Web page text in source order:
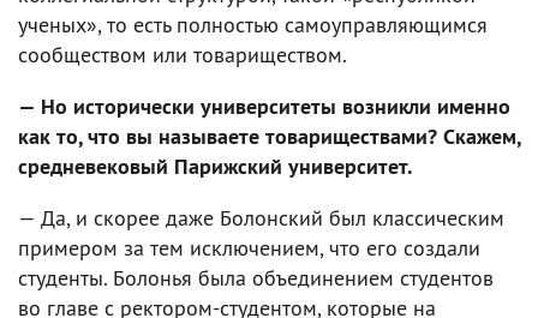
ученых», то есть полностью самоуправляющимся
сообществом или товариществом.
— Но исторически университеты возникли именно
как то, что вы называете товариществами? Скажем,
средневековый Парижский университет.
— Да, и скорее даже Болонский был классическим
примером за тем исключением, что его создали
студенты. Болонья была объединением студентов
во главе с ректором-студентом, которые на